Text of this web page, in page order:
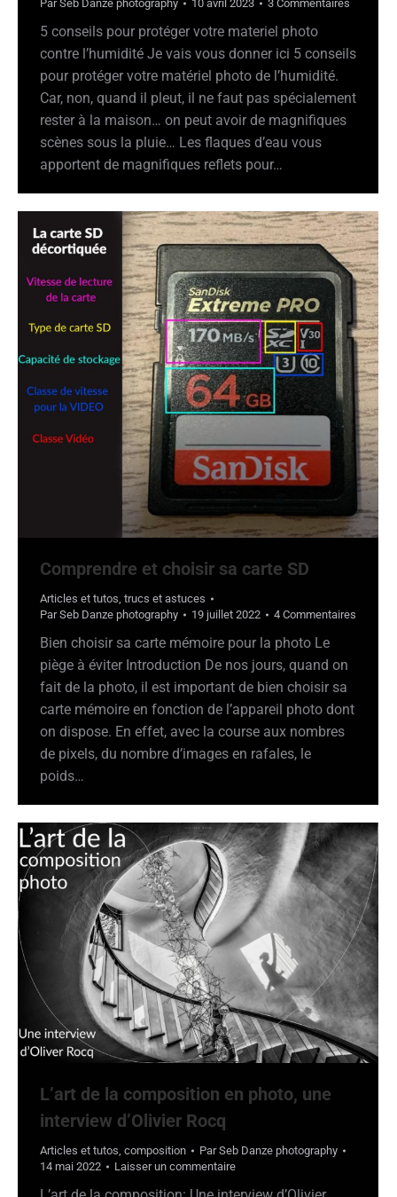
ParSeb Danze photography 10 avril 2023 3 Commentaires
5 conseils pour protéger votre materiel photo
contre l’humidité Je vais vous donner ici 5 conseils
pour protéger votre matériel photo de l’humidité.
Car, non, quand il pleut, il ne faut pas spécialement
rester à la maison… on peut avoir de magnifiques
scènes sous la pluie… Les flaques d’eau vous
apportent de magnifiques reflets pour…
Comprendre et choisir sa carte SD
Articles et tutos trucs et astuces
ParSeb Danze photography 19 juillet 2022 4 Commentaires
Bien choisir sa carte mémoire pour la photo Le
piège à éviter Introduction De nos jours, quand on
fait de la photo, il est important de bien choisir sa
carte mémoire en fonction de l’appareil photo dont
on dispose. En effet, avec la course aux nombres
de pixels, du nombre d’images en rafales, le
poids…
L’art de la composition en photo, une
interview d’Olivier Rocq
Articles et tutos, composition ParSeb Danze photography
14 mai 2022
Laisser un commentaire